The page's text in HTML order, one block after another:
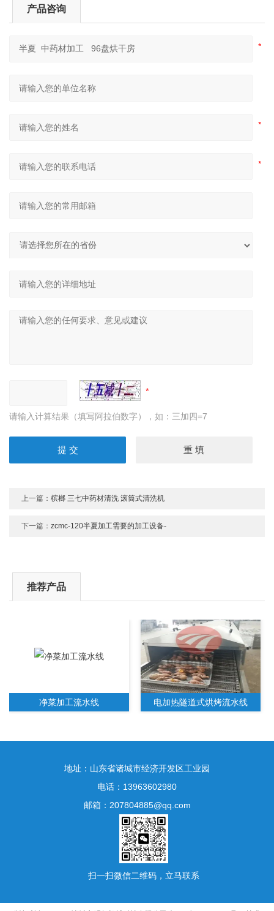
产品咨询
请输入计算结果（填写阿拉伯数字），如：三加四=7
上一篇：槟榔 三七中药材清洗 滚筒式清洗机
下一篇：zcmc-120半夏加工需要的加工设备-
推荐产品
净菜加工流水线 电加热隧道式烘烤流水线
水果净菜加工生产线
地址：山东省诸城市经济开发区工业园
电话：13963602980
邮箱：207804885@qq.com
扫一扫微信二维码，立马联系